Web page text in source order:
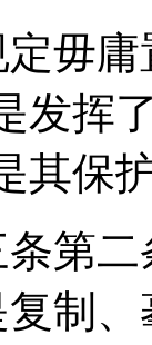
毋
发挥
其保
条第
制